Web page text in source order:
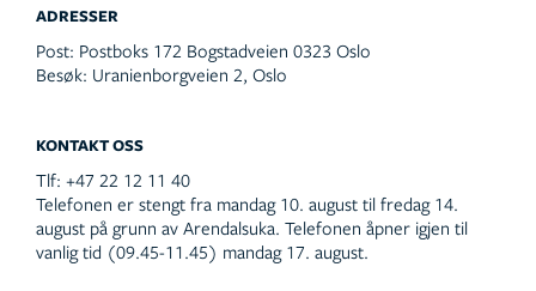
ADRESSER
Post: Postboks 172 Bogstadveien 0323 Oslo
Besøk: Uranienborgveien 2, Oslo
KONTAKT OSS
Tlf: +47 22 12 11 40
Telefonen er stengt fra mandag 10. august til fredag 14.
august på grunn av Arendalsuka. Telefonen åpner igjen til
vanlig tid (09.45-11.45) mandag 17. august.